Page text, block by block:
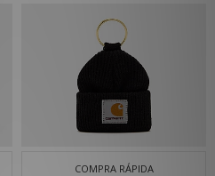
COMPRA RÁPIDA